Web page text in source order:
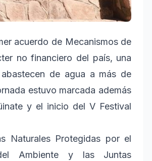
acuerdo de Mecanismos de
no financiero del país, una
de agua a más de
estuvo marcada además
y el inicio del V Festival
Naturales Protegidas por el
Ambiente y las Juntas